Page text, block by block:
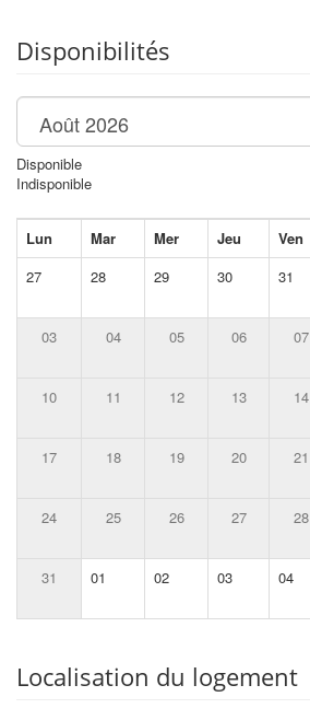
Disponibilités
Disponible
Indisponible
Lun Mar Mer Jeu Ven
27
28 29 30 31
03 04 05 06 07
10 11 12 13 14
17 18 19 20 21
24 25 26 27 28
31 01 02 03 04
Localisation du logement